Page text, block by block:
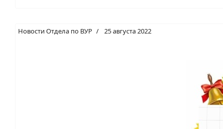
Новости Отдела по ВУР 25 августа 2022